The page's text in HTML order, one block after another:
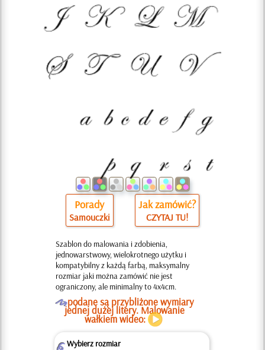
Porady
Samouczki
Jak zamówić?
CZYTAJ TU!
Szablon do malowania i zdobienia,
jednowarstwowy, wielokrotnego użytku i
kompatybilny z każdą farbą, maksymalny
rozmiar jaki można zamówić nie jest
ograniczony, ale minimalny to 4x4cm.
Opodane są przybliżone wymiary
jednej dużej litery. Malowanie
wałkiem wideo:
Wybierz rozmiar